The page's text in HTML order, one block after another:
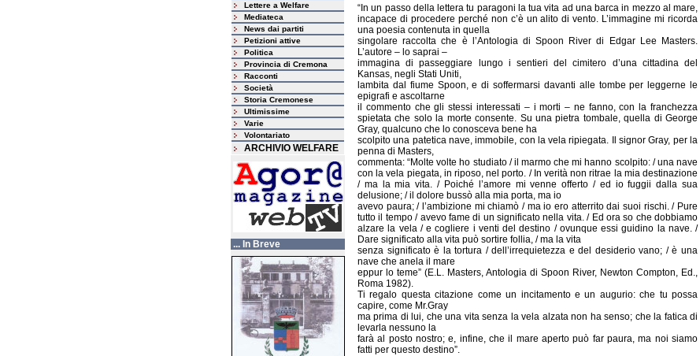
Lettere a Welfare
Mediateca
News dai partiti
Petizioni attive
Politica
Provincia di Cremona
Racconti
Società
Storia Cremonese
Ultimissime
Varie
Volontariato
ARCHIVIO WELFARE
... In Breve
“In un passo della lettera tu paragoni la tua vita ad una barca in mezzo al mare,
incapace di procedere perché non c’è un alito di vento. L’immagine mi ricorda
una poesia contenuta in quella
singolare raccolta che è l’Antologia di Spoon River di Edgar Lee Masters.
L’autore – lo saprai –
immagina di passeggiare lungo i sentieri del cimitero d’una cittadina del
Kansas, negli Stati Uniti,
lambita dal fiume Spoon, e di soffermarsi davanti alle tombe per leggerne le
epigrafi e ascoltarne
il commento che gli stessi interessati – i morti – ne fanno, con la franchezza
spietata che solo la morte consente. Su una pietra tombale, quella di George
Gray, qualcuno che lo conosceva bene ha
scolpito una patetica nave, immobile, con la vela ripiegata. Il signor Gray, per la
penna di Masters,
commenta: “Molte volte ho studiato / il marmo che mi hanno scolpito: / una nave
con la vela piegata, in riposo, nel porto. / In verità non ritrae la mia destinazione
/ ma la mia vita. / Poiché l’amore mi venne offerto / ed io fuggii dalla sua
delusione; / il dolore bussò alla mia porta, ma io
avevo paura; / l’ambizione mi chiamò / ma io ero atterrito dai suoi rischi. / Pure
tutto il tempo / avevo fame di un significato nella vita. / Ed ora so che dobbiamo
alzare la vela / e cogliere i venti del destino / ovunque essi guidino la nave. /
Dare significato alla vita può sortire follia, / ma la vita
senza significato è la tortura / dell’irrequietezza e del desiderio vano; / è una
nave che anela il mare
eppur lo teme” (E.L. Masters, Antologia di Spoon River, Newton Compton, Ed.,
Roma 1982).
Ti regalo questa citazione come un incitamento e un augurio: che tu possa
capire, come Mr.Gray
ma prima di lui, che una vita senza la vela alzata non ha senso; che la fatica di
levarla nessuno la
farà al posto nostro; e, infine, che il mare aperto può far paura, ma noi siamo
fatti per questo destino”.